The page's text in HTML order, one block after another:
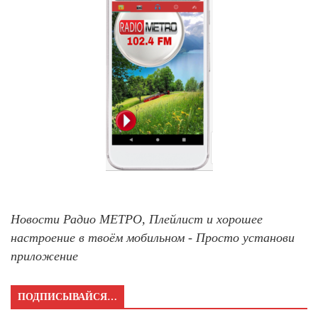
Новости Радио МЕТРО, Плейлист и хорошее
настроение в твоём мобильном - Просто установи
приложение
ПОДПИСЫВАЙСЯ…